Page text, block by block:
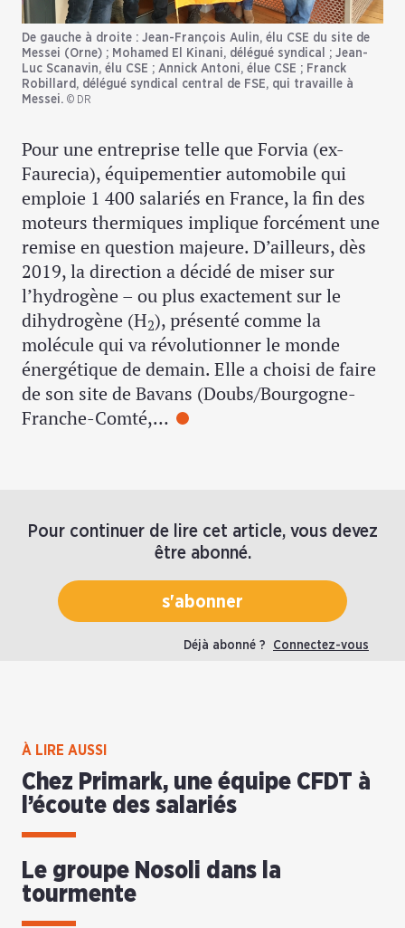
De gauche à droite : Jean-François Aulin, élu CSE du site de
Messei (Orne) ; Mohamed El Kinani, délégué syndical ; Jean-
Luc Scanavin, élu CSE ; Annick Antoni, élue CSE ; Franck
Robillard, délégué syndical central de FSE, qui travaille à
Messei. © DR
Pour une entreprise telle que Forvia (ex-
Faurecia), équipementier automobile qui
emploie 1 400 salariés en France, la fin des
moteurs thermiques implique forcément une
remise en question majeure. D’ailleurs, dès
2019, la direction a décidé de miser sur
l’hydrogène – ou plus exactement sur le
dihydrogène (H2), présenté comme la
molécule qui va révolutionner le monde
énergétique de demain. Elle a choisi de faire
de son site de Bavans (Doubs/Bourgogne-
Franche-Comté,…
Pour continuer de lire cet article, vous devez
être abonné.
s'abonner
Déjà abonné ? Connectez-vous
À LIRE AUSSI
Chez Primark, une équipe CFDT à
l’écoute des salariés
Le groupe Nosoli dans la
tourmente